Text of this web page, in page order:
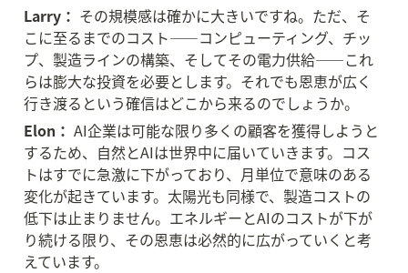
Larry： その規模感は確かに大きいですね。ただ、そ
こに至るまでのコスト——コンピューティング、チッ
プ、製造ラインの構築、そしてその電力供給——これ
らは膨大な投資を必要とします。それでも恩恵が広く
行き渡るという確信はどこから来るのでしょうか。
Elon： AI企業は可能な限り多くの顧客を獲得しようと
するため、自然とAIは世界中に届いていきます。コス
トはすでに急激に下がっており、月単位で意味のある
変化が起きています。太陽光も同様で、製造コストの
低下は止まりません。エネルギーとAIのコストが下が
り続ける限り、その恩恵は必然的に広がっていくと考
えています。